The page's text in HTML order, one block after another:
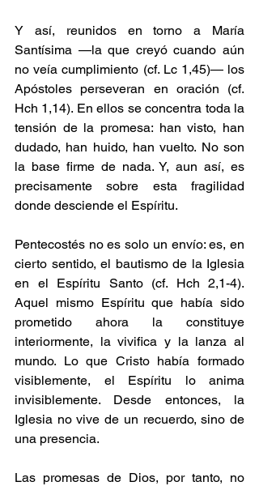
Y así, reunidos en torno a María
Santísima —la que creyó cuando aún
no veía cumplimiento (cf. Lc 1,45)— los
Apóstoles perseveran en oración (cf.
Hch 1,14). En ellos se concentra toda la
tensión de la promesa: han visto, han
dudado, han huido, han vuelto. No son
la base firme de nada. Y, aun así, es
precisamente sobre esta fragilidad
donde desciende el Espíritu.
Pentecostés no es solo un envío: es, en
cierto sentido, el bautismo de la Iglesia
en el Espíritu Santo (cf. Hch 2,1-4).
Aquel mismo Espíritu que había sido
prometido ahora la constituye
interiormente, la vivifica y la lanza al
mundo. Lo que Cristo había formado
visiblemente, el Espíritu lo anima
invisiblemente. Desde entonces, la
Iglesia no vive de un recuerdo, sino de
una presencia.
Las promesas de Dios, por tanto, no